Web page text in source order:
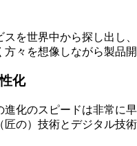
を世界中から探し出し
々を想像しながら製品
化
化のスピードは非常に
匠の）技術とデジタル技